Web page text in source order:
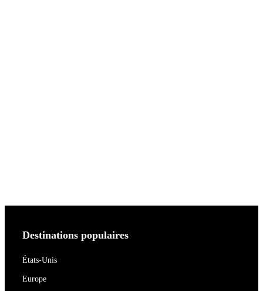
Destinations populaires
États-Unis
Europe